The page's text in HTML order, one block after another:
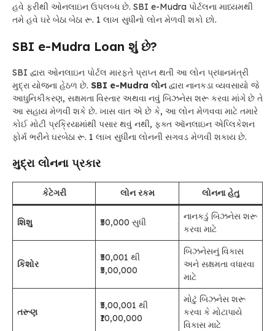
હવે ફરીથી ઓનલાઇન ઉપલબ્ધ છે. SBI e-Mudra પોર્ટલના માધ્યમથી
તમે હવે ઘરે બેઠા બેઠા રૂ. 1 લાખ સુધીનો લોન મેળવી શકો છો.
SBI e-Mudra Loan શું છે?
SBI દ્વારા ઓનલાઇન પોર્ટલ મારફતે પ્રાપ્ત થતી આ લોન પ્રધાનમંત્રી
મુદ્રા યોજના હેઠળ છે. SBI e-Mudra લોનદ્વારા નાનકડા વ્યવસાયો જે
આધુનિકીકરણ, સક્ષમતા વિસ્તાર અથવા નવું બિઝનેસ શરૂ કરવા માંગે છે તે
આ સહાય મેળવી શકે છે. ખાસ વાત એ છે કે, આ લોન મેળવવા માટે તમારે
કોઈ મોટી પ્રક્રિયામાંથી પસાર થવું નથી, ફક્ત ઑનલાઇન એપ્લિકેશન
ફોર્મ ભરીને ઘરબેઠા રૂ. 1 લાખ સુધીના લોનની સગવડ મેળવી શકાય છે.
મુદ્રા લોનના પ્રકાર
કેટેગરી લોન રકમ લોનના હેતુ
શિશુ ₹50,000 સુધી
નાનકડું બિઝનેસ શરૂ
કરવા માટે
કિશોર
₹50,001 થી
₹5,00,000
બિઝનેસનું વિકાસ
અને સક્ષમતા વધારવા
માટે
તરૂણ
₹5,00,001 થી
₹10,00,000
મોટું બિઝનેસ શરૂ
કરવા કે મોટાપાયે
વિકાસ માટે